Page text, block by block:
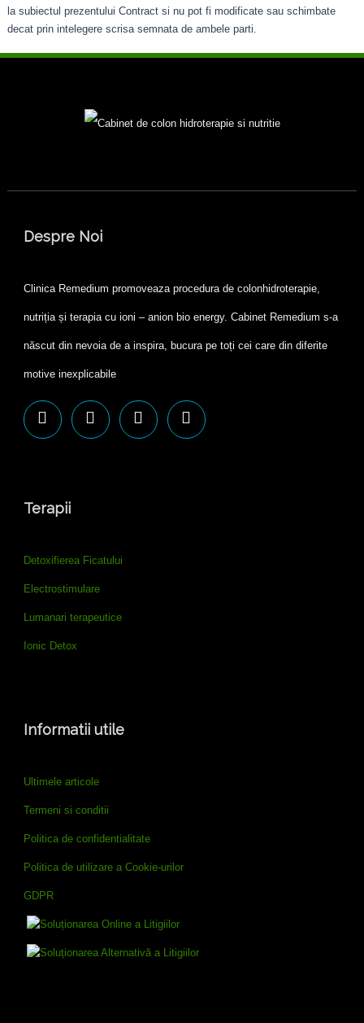
la subiectul prezentului Contract si nu pot fi modificate sau schimbate
decat prin intelegere scrisa semnata de ambele parti.
Despre Noi
Clinica Remedium promoveaza procedura de colonhidroterapie,
nutriția și terapia cu ioni – anion bio energy. Cabinet Remedium s-a
născut din nevoia de a inspira, bucura pe toți cei care din diferite
motive inexplicabile
Terapii
Detoxifierea Ficatului
Electrostimulare
Lumanari terapeutice
Ionic Detox
Informatii utile
Ultimele articole
Termeni si conditii
Politica de confidentialitate
Politica de utilizare a Cookie-urilor
GDPR